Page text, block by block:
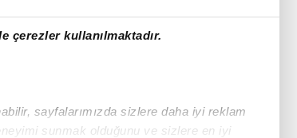
çerezler kullanılmaktadır.
sayfalarımızda sizlere daha iyi reklam
sunmak olduğunu ve sizlere en iyi